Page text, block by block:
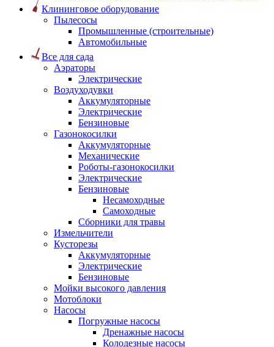
Клининговое оборудование
Пылесосы
Промышленные (строительные)
Автомобильные
Все для сада
Аэраторы
Электрические
Воздуходувки
Аккумуляторные
Электрические
Бензиновые
Газонокосилки
Аккумуляторные
Механические
Роботы-газонокосилки
Электрические
Бензиновые
Несамоходные
Самоходные
Сборники для травы
Измельчители
Кусторезы
Аккумуляторные
Электрические
Бензиновые
Мойки высокого давления
Мотоблоки
Насосы
Погружные насосы
Дренажные насосы
Колодезные насосы